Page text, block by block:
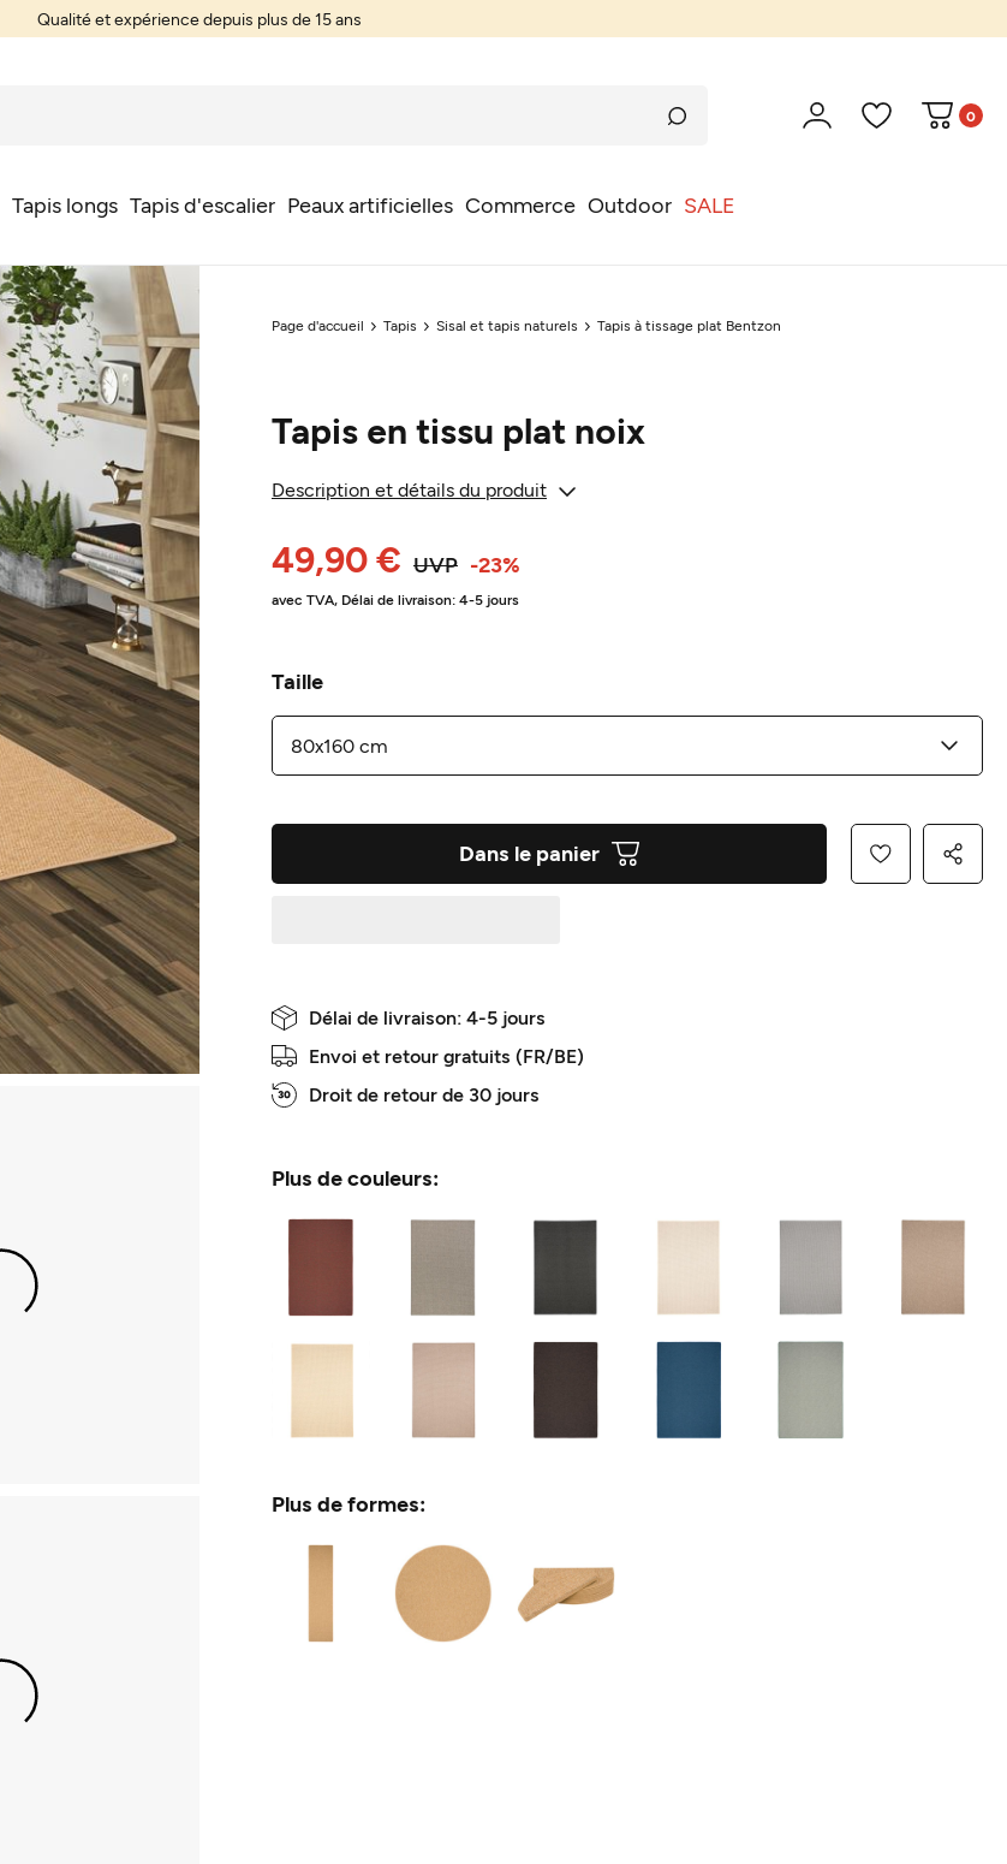
Qualité et expérience depuis plus de 15 ans
Tapis longs Tapis d'escalier Peaux artificielles Commerce Outdoor SALE
0
Page d'accueil Tapis Sisal et tapis naturels Tapis à tissage plat Bentzon
Tapis en tissu plat noix
Description et détails du produit
49,90 € UVP -23%
avec TVA, Délai de livraison: 4-5 jours
Taille
Dans le panier
Délai de livraison: 4-5 jours
Envoi et retour gratuits (FR/BE)
Droit de retour de 30 jours
Plus de couleurs:
Plus de formes: